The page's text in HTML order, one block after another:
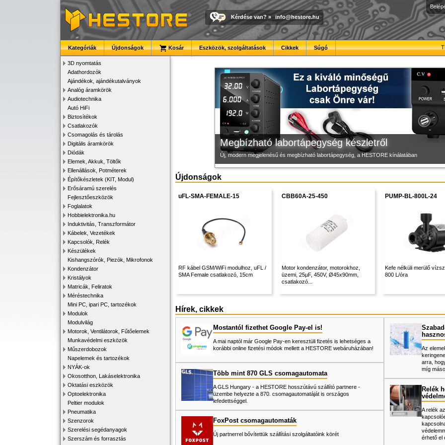
Kérdése van? » info@hestore.hu
Kategóriák Újdonságok Kosár Eszközök, szolgáltatások Cikkek Súgó
3D nyomtatás
Adathordozók
Ajándékok, ajándékutalványok
Analóg áramkörök
Audiotechnika
Autó HiFi
Biztosítékok
Csatlakozók
Csomagolás és tárolás
Digitális áramkörök
Diódák
Elemek, Akkuk, Töltők
Ellenállások, Potméterek
Építőkészletek (KIT, Modul)
Erősáramú szerelés
Fejlesztőeszközök
Foglalatok
Hobbielektronika.hu
Induktivitás, Transzformátor
Kábelek, Vezetékek
Kapcsolók, Relék
Készülékek
Kishangszórók, Piezók, Mikrofonok
Kondenzátor
Kristályok
Matricák, Feliratok
Méréstechnika
Mini PC, ipari PC, tartozékok
Modulok
Modulvilág
Motorok, Ventilátorok, Fűtőelemek
Munkavédelmi eszközök
Műszerdobozok
Napelemek és tartozékok
NYÁK-ok
Okosotthon, Lakáselektronika
Oktatási eszközök
Optoelektronika
Peltier modulok
Pneumatika
Szenzorok
Szerelési segédanyagok
Szerszám és forrasztás
Megbízható labortápegység készletről
Új, modern megjelenésű és megbízható labortápegység, a HESTORE kínálatában
3D nyomtató raktárról
Kiváló minőségű, gyárilag félkészre szerelt, gyors és csendes 3D nyomtató. B2B partnereink
Új PLA filamentek készletről
Modulvilág
Újdonságok
uFL-SMA-FEMALE-15
RF kábel GSM/WiFi modulhoz, uFL /
SMA Female csatlakozó, 15cm
CBB60A-25-450
Motor kondenzátor, motorokhoz,
üzemi, 25µF, 450V, Ø45x90mm,
csatlakozó...
PUMP-BL-800L-24
Kefe nélküli merülő
800 L/óra
Hírek, cikkek
Mostantól fizethet Google Pay-el is!
A mai naptól már Google Pay-en keresztüli fizetés is lehetséges a
korábbi online fizetési módok mellett a HESTORE webáruházában!
Több mint 870 GLS csomagautomata
A GLS Hungary - a HESTORE hosszútávú szállító partnere -
üzembe helyezte a 870. csomagautomatáját is országos
lefedettséggel.
FoxPost csomagautomaták
Új partnerrel bővítettük szállítási szolgáltatóink körét
Az
arra,
míg
Relék
A relék
érhető el